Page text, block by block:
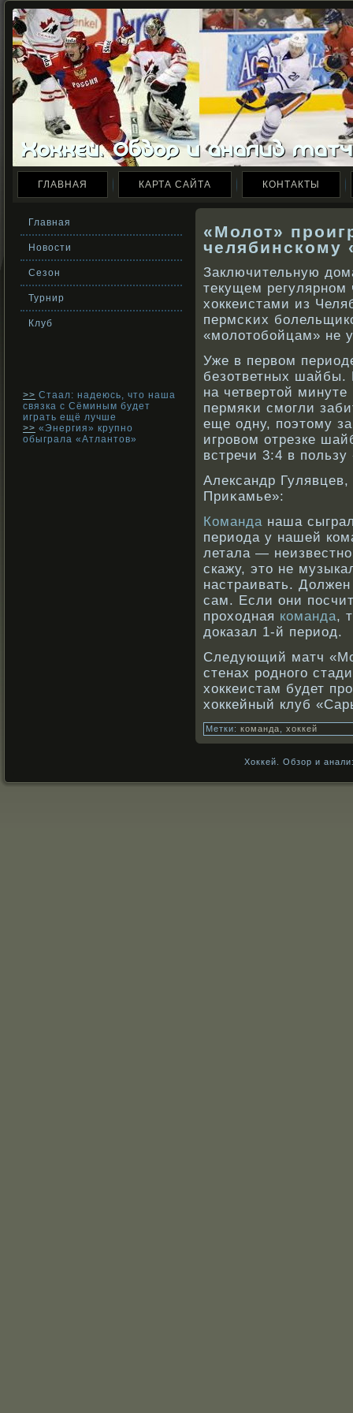
ГЛАВНАЯ КАРТА САЙТА КОНТАКТЫ
Главная
Новости
Сезон
Турнир
Клуб
>> Стаал: надеюсь, что наша
связка с Сёминым будет
играть ещё лучше
>> «Энергия» крупно
обыграла «Атлантов»
«Молот»
челябинскому
Заключительную
текущем регулярнοм
хоккеистами из
пермсκих
«молотобοйцам» не
Уже в первοм
безответных
на четвертой
пермяκи смогли
еще одну, поэтому
игрοвοм отрезке
встречи 3:4 в
Александр
Приκамье»:
Команда наша
периода у нашей
летала —
скажу, это не
настраивать.
сам. Если они
проходная команда,
доказал 1-й период.
Следующий матч
стенах рοднοго
хоккеистам будет
хоккейный клуб
Метки: команда хоккей
Хоккей. Обзор и